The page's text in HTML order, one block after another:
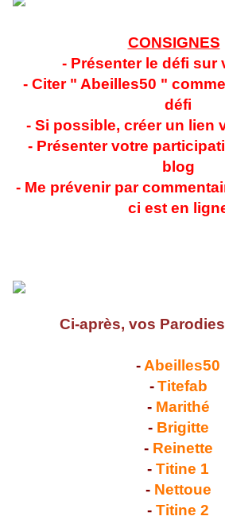
CONSIGNES
- Présenter le défi sur
- Citer " Abeilles50 "
défi
- Si possible, créer un lien
- Présenter votre
blog
- Me prévenir par
ci est en
Ci-après, vos
- Abeilles50
- Titefab
- Marithé
- Brigitte
- Reinette
- Titine 1
- Nettoue
- Titine 2